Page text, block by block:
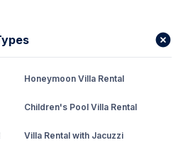
güneş şemsiyesi,
oturma grubu, bahçe
ihtiyacınızı karşılayacak
eşsiz kumsallarında
varabilirsiniz.
Honeymoon Villa Rental
Children's Pool Villa Rental
Villa Rental with Jacuzzi